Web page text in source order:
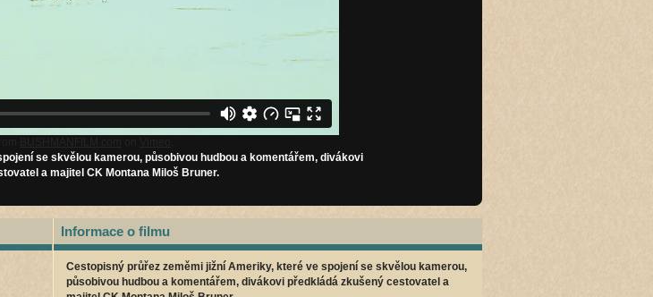
se skvělou kamerou, působivou hudbou a komentářem, divákovi
a majitel CK Montana Miloš Bruner.
Informace o filmu
Cestopisný průřez zeměmi jižní Ameriky, které ve spojení se skvělou kamerou,
působivou hudbou a komentářem, divákovi předkládá zkušený cestovatel a